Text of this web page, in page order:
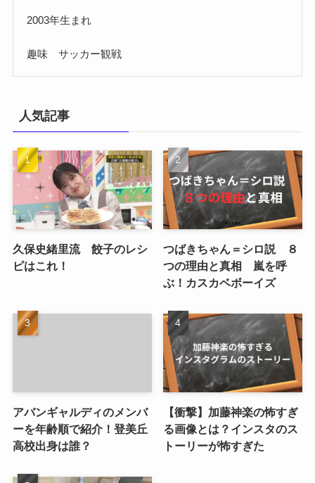
2003年生まれ
趣味 サッカー観戦
人気記事
久保史緒里流 餃子のレシ
ピはこれ！
つばきちゃん＝シロ説 ８
つの理由と真相 嵐を呼
ぶ！カスカベボーイズ
アバンギャルディのメンバ
ーを年齢順で紹介！登美丘
高校出身は誰？
【衝撃】加藤神楽の怖すぎ
る画像とは？インスタのス
トーリーが怖すぎた